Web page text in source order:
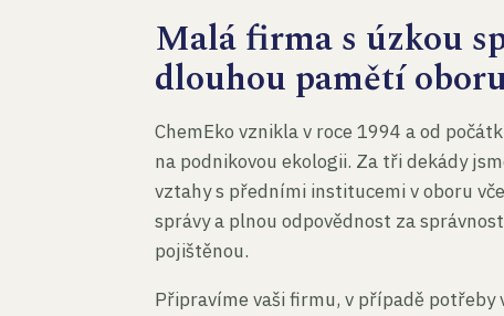
Malá firma s úzkou
dlouhou pamětí
ChemEko vznikla v roce 1994 a od
na podnikovou ekologii. Za tři dekády
vztahy s předními institucemi v oboru
správy a plnou odpovědnost za
pojištěnou.
Připravíme vaši firmu, v případě potřeby